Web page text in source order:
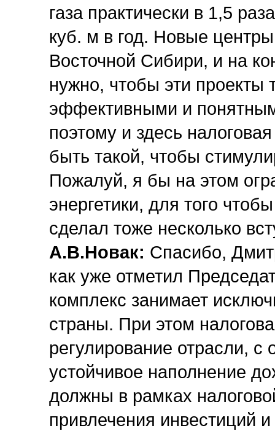
газа практически в 1,5
куб. м в год. Новые
Восточной Сибири, и на
нужно, чтобы эти проекты
эффективными и
поэтому и здесь
быть такой, чтобы
Пожалуй, я бы на этом
энергетики, для того
сделал тоже несколько
А.В.Новак: Спасибо,
как уже отметил
комплекс занимает
страны. При этом
регулирование отрасли,
устойчивое наполнение
должны в рамках
привлечения инвестиций